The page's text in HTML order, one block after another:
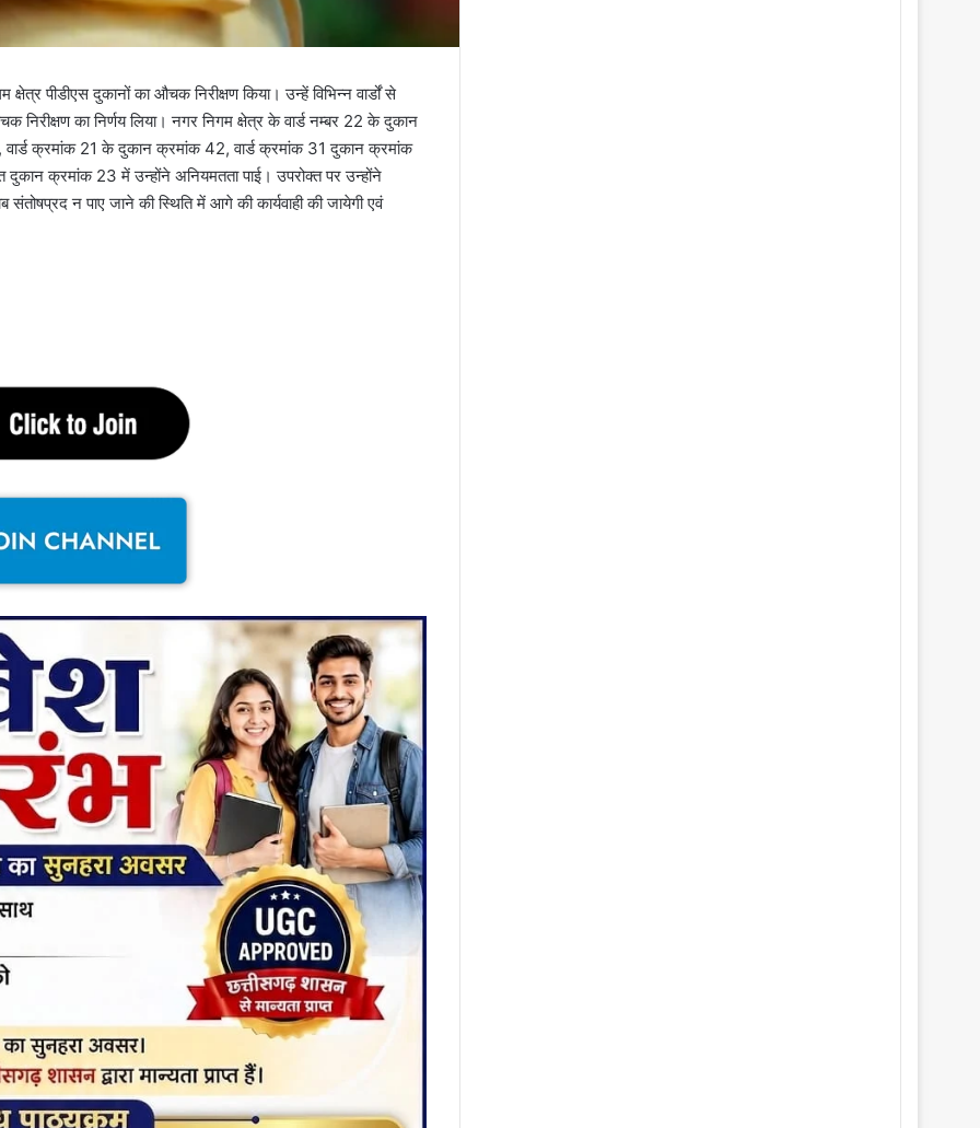
पीडीएस दुकानों का औचक निरीक्षण किया। उन्हें विभिन्न वार्डों से
निरीक्षण का निर्णय लिया। नगर निगम क्षेत्र के वार्ड नम्बर 22 के दुकान
क्रमांक 21 के दुकान क्रमांक 42, वार्ड क्रमांक 31 दुकान क्रमांक
क्रमांक 23 में उन्होंने अनियमतता पाई। उपरोक्त पर उन्होंने
न पाए जाने की स्थिति में आगे की कार्यवाही की जायेगी एवं